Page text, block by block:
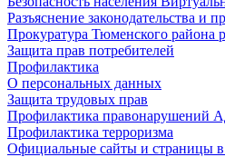
Разъяснение законодательства и
Прокуратура Тюменского района
Защита прав потребителей
Профилактика
О персональных данных
Защита трудовых прав
Профилактика правонарушений
Профилактика терроризма
Официальные сайты и страницы в